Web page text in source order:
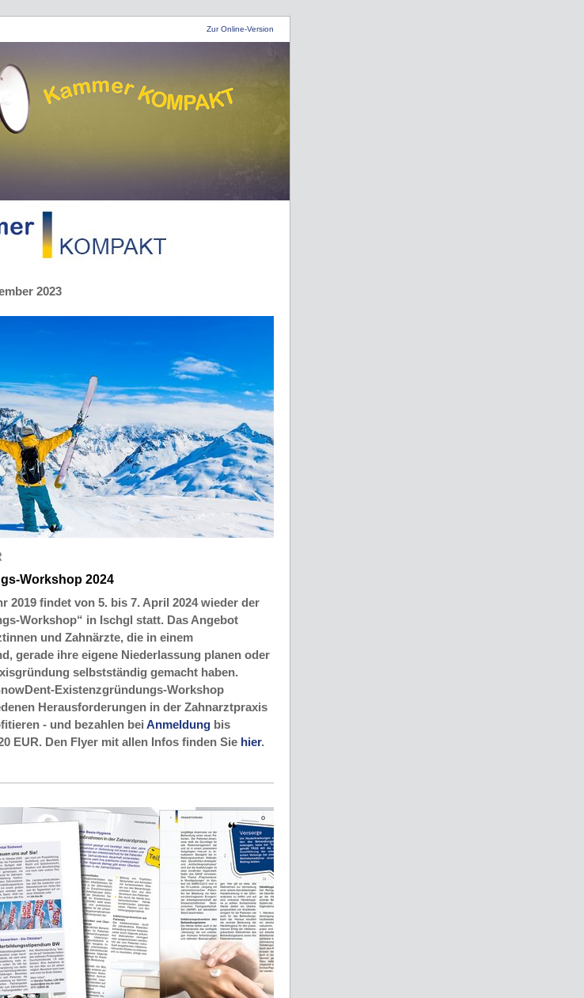
Zur Online-Version
2023
Workshop 2024
2019 findet von 5. bis 7. April 2024 wieder der
Workshop“ in Ischgl statt. Das Angebot
und Zahnärzte, die in einem
gerade ihre eigene Niederlassung planen oder
selbstständig gemacht haben.
Existenzgründungs-Workshop
Herausforderungen in der Zahnarztpraxis
- und bezahlen bei Anmeldung bis
EUR. Den Flyer mit allen Infos finden Sie hier.